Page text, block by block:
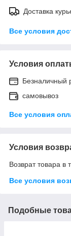
Доставка
Все условия
Условия
Безналичный
самовывоз
Все условия
Условия
Возврат товара в
Все условия
Подобные